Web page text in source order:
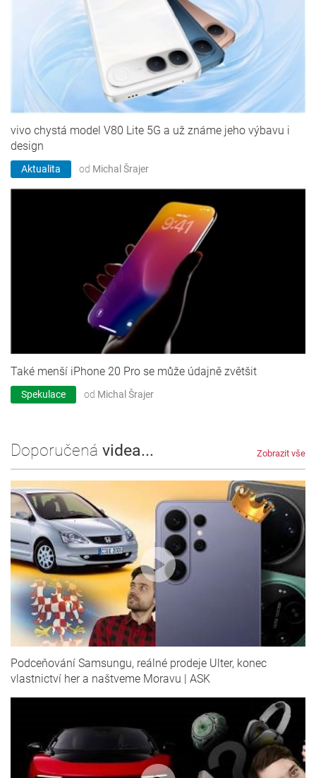
vivo chystá model V80 Lite 5G a už známe jeho výbavu i
design
Aktualita od Michal Šrajer
Také menší iPhone 20 Pro se může údajně zvětšit
Spekulace od Michal Šrajer
Doporučená videa... Zobrazit vše
Podceňování Samsungu, reálné prodeje Ulter, konec
vlastnictví her a naštveme Moravu | ASK